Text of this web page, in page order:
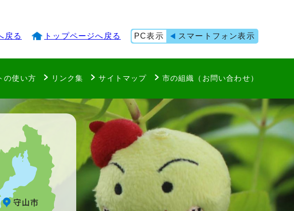
戻る トップページへ戻る PC表示 スマートフォン表示
の使い方 リンク集 サイトマップ 市の組織（お問い合わせ）